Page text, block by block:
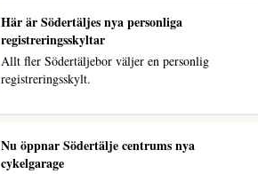
Här är Södertäljes nya personliga
registreringsskyltar
Allt fler Södertäljebor väljer en personlig
registreringsskylt.
Nu öppnar Södertälje centrums nya
cykelgarage